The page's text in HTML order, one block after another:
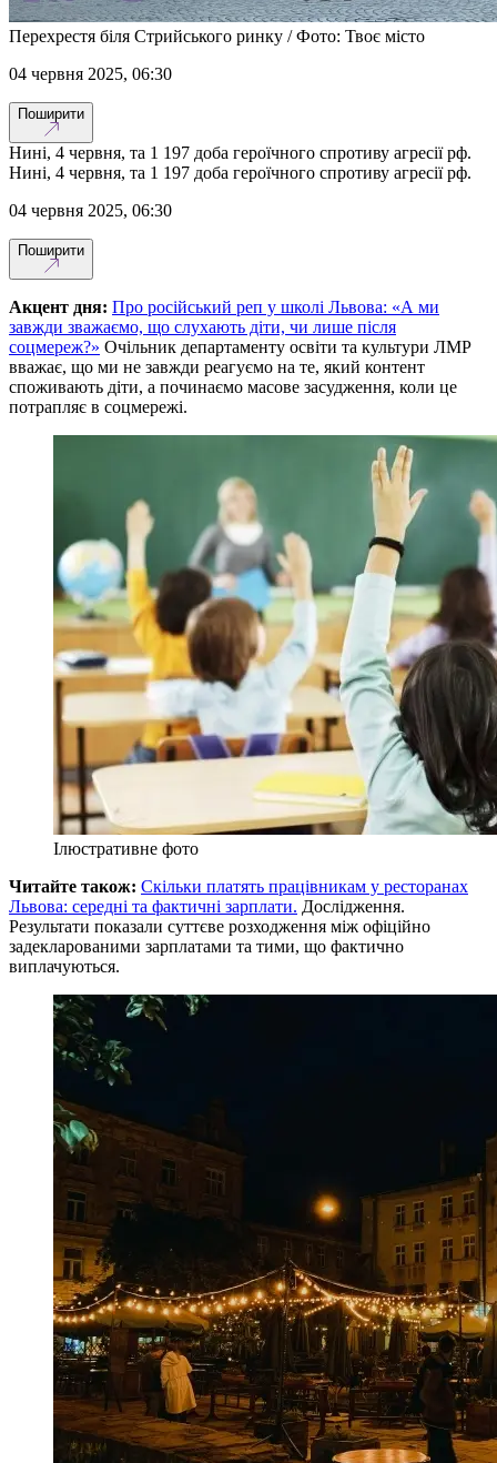
Перехрестя біля Стрийського ринку / Фото: Твоє місто
04 червня 2025, 06:30
Поширити
Нині, 4 червня, та 1 197 доба героїчного спротиву агресії рф.
Нині, 4 червня, та 1 197 доба героїчного спротиву агресії рф.
04 червня 2025, 06:30
Поширити
Акцент дня: Про російський реп у школі Львова: «А ми
завжди зважаємо, що слухають діти, чи лише після
соцмереж?» Очільник департаменту освіти та культури ЛМР
вважає, що ми не завжди реагуємо на те, який контент
споживають діти, а починаємо масове засудження, коли це
потрапляє в соцмережі.
Ілюстративне фото
Читайте також: Скільки платять працівникам у ресторанах
Львова: середні та фактичні зарплати. Дослідження.
Результати показали суттєве розходження між офіційно
задекларованими зарплатами та тими, що фактично
виплачуються.